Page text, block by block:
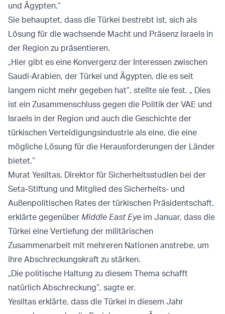
und Ägypten.“
Sie behauptet, dass die Türkei bestrebt ist, sich als
Lösung für die wachsende Macht und Präsenz Israels in
der Region zu präsentieren.
„Hier gibt es eine Konvergenz der Interessen zwischen
Saudi-Arabien, der Türkei und Ägypten, die es seit
langem nicht mehr gegeben hat“, stellte sie fest. „ Dies
ist ein Zusammenschluss gegen die Politik der VAE und
Israels in der Region und auch die Geschichte der
türkischen Verteidigungsindustrie als eine, die eine
mögliche Lösung für die Herausforderungen der Länder
bietet.“
Murat Yesiltas, Direktor für Sicherheitsstudien bei der
Seta-Stiftung und Mitglied des Sicherheits- und
Außenpolitischen Rates der türkischen Präsidentschaft,
erklärte gegenüber Middle East Eye im Januar, dass die
Türkei eine Vertiefung der militärischen
Zusammenarbeit mit mehreren Nationen anstrebe, um
ihre Abschreckungskraft zu stärken.
„Die politische Haltung zu diesem Thema schafft
natürlich Abschreckung“, sagte er.
Yesiltas erklärte, dass die Türkei in diesem Jahr